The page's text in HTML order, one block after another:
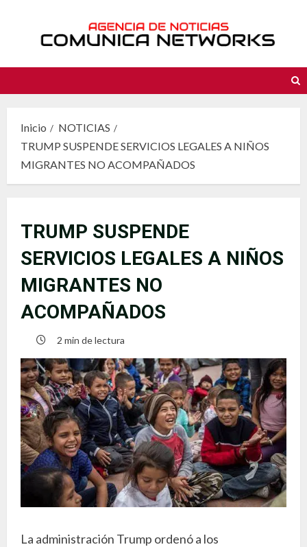
contenido
Inicio
NOTICIAS
TRUMP SUSPENDE SERVICIOS LEGALES A NIÑOS
MIGRANTES NO ACOMPAÑADOS
TRUMP SUSPENDE
SERVICIOS LEGALES A NIÑOS
MIGRANTES NO
ACOMPAÑADOS
2 min de lectura
La administración Trump ordenó a los